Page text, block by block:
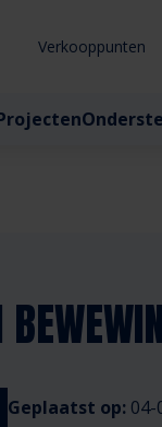
Verkooppunten
Geplaatst op: 04-